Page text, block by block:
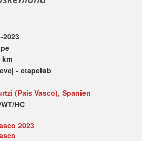
2023
km
- etapeløb
(Pais Vasco), Spanien
HC
2023